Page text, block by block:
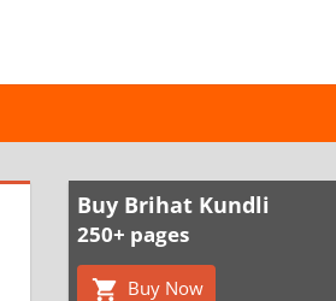
Buy Brihat Kundli
250+ pages
Buy Now